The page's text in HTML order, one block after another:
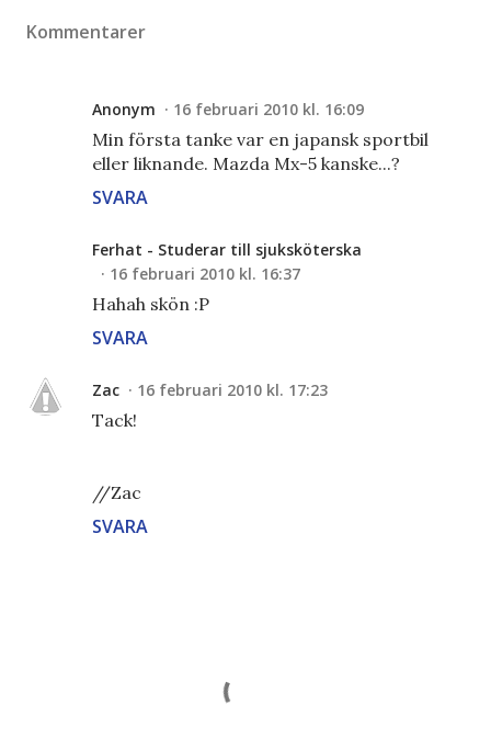
Kommentarer
Anonym 16 februari 2010 kl. 16:09
Min första tanke var en japansk sportbil
eller liknande. Mazda Mx-5 kanske...?
SVARA
Ferhat - Studerar till sjuksköterska
16 februari 2010 kl. 16:37
Hahah skön :P
SVARA
Zac 16 februari 2010 kl. 17:23
Tack!
//Zac
SVARA